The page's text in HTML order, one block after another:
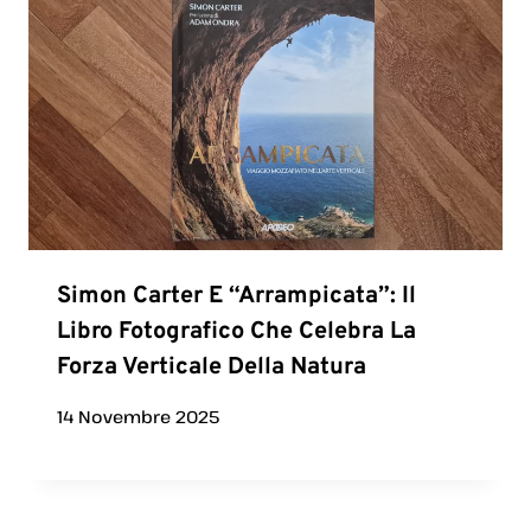
Simon Carter E “Arrampicata”: Il
Libro Fotografico Che Celebra La
Forza Verticale Della Natura
14 Novembre 2025